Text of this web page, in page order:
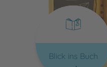
Blick ins Buch